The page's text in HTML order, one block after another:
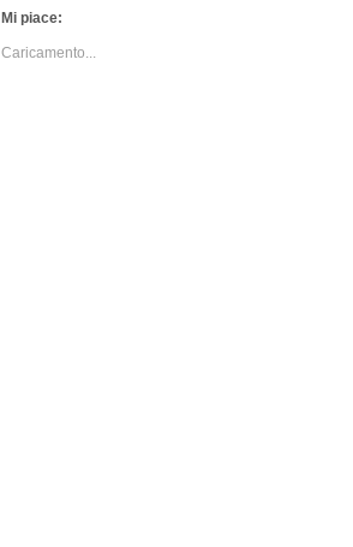
Mi piace:
Caricamento...